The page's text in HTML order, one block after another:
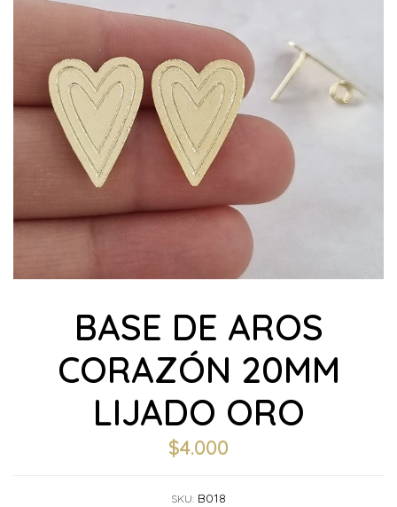
BASE DE AROS
CORAZÓN 20MM
LIJADO ORO
$4.000
SKU: B018